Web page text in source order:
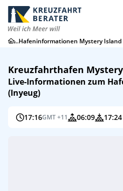
...Hafeninformationen Mystery Island
Kreuzfahrthafen
Live-Informationen zum
(Inyeug)
17:16GMT +11 06:09 17:24